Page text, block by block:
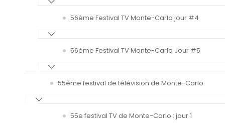
56ème Festival TV Monte-Carlo jour #4
56ème Festival TV Monte-Carlo Jour #5
55ème festival de télévision de Monte-Carlo
55e festival TV de Monte-Carlo : jour 1